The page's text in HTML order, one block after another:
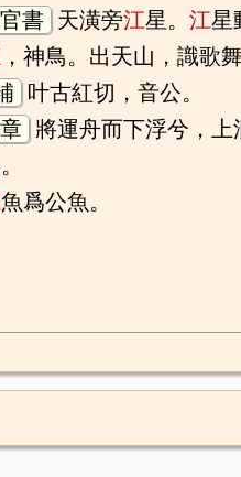
書 天潢旁江星。江星
，神鳥。出天山，識歌
叶古紅切，音公。
將運舟而下浮兮，上
魚爲公魚。